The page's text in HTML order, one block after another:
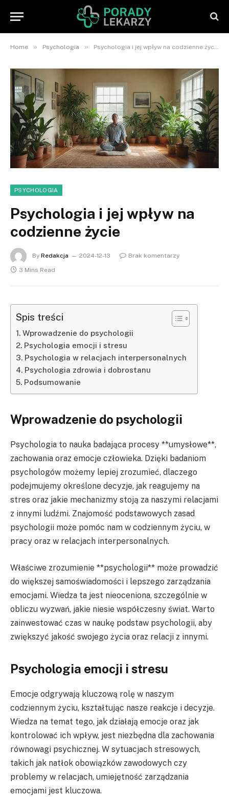
Home » Psychologia » Psychologia i jej wpływ na codzienne życie
PSYCHOLOGIA
Psychologia i jej wpływ na
codzienne życie
By Redakcja 2024-12-13
Brak komentarzy
3 Mins Read
Spis treści
Wprowadzenie do psychologii
Psychologia emocji i stresu
Psychologia w relacjach interpersonalnych
Psychologia zdrowia i dobrostanu
Podsumowanie
Wprowadzenie do psychologii
Psychologia to nauka badająca procesy **umysłowe**,
zachowania oraz emocje człowieka. Dzięki badaniom
psychologów możemy lepiej zrozumieć, dlaczego
podejmujemy określone decyzje, jak reagujemy na
stres oraz jakie mechanizmy stoją za naszymi relacjami
z innymi ludźmi. Znajomość podstawowych zasad
psychologii może pomóc nam w codziennym życiu, w
pracy oraz w relacjach interpersonalnych.
Właściwe zrozumienie **psychologii** może prowadzić
do większej samoświadomości i lepszego zarządzania
emocjami. Wiedza ta jest nieoceniona, szczególnie w
obliczu wyzwań, jakie niesie współczesny świat. Warto
zainwestować czas w naukę podstaw psychologii, aby
zwiększyć jakość swojego życia oraz relacji z innymi.
Psychologia emocji i stresu
Emocje odgrywają kluczową rolę w naszym
codziennym życiu, kształtując nasze reakcje i decyzje.
Wiedza na temat tego, jak działają emocje oraz jak
kontrolować ich wpływ, jest niezbędna dla zachowania
równowagi psychicznej. W sytuacjach stresowych,
takich jak natłok obowiązków zawodowych czy
problemy w relacjach, umiejętność zarządzania
emocjami jest kluczowa.